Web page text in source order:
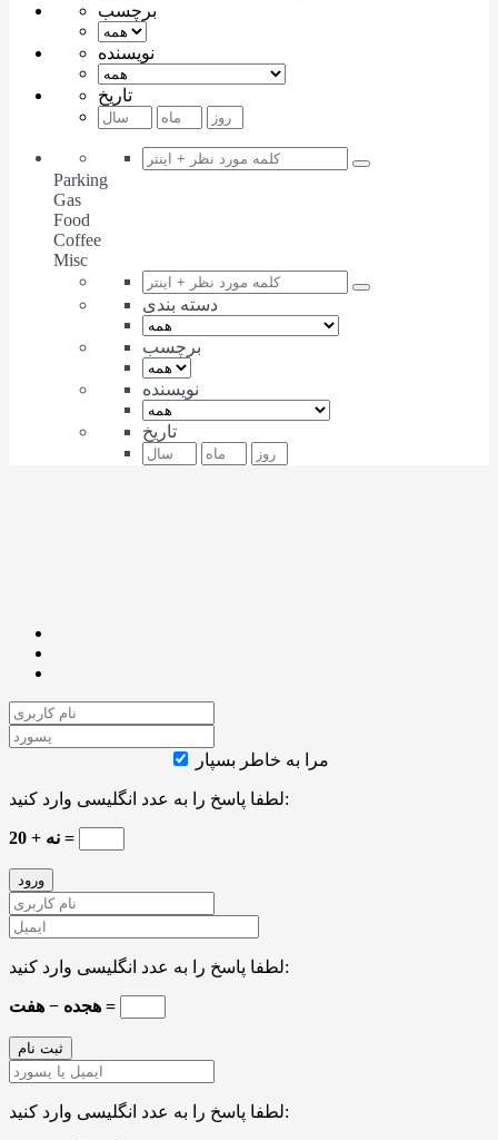
برچسب
نویسنده
تاریخ
Parking
Gas
Food
Coffee
Misc
دسته بندی
برچسب
نویسنده
تاریخ
مرا به خاطر بسپار
لطفا پاسخ را به عدد انگلیسی وارد کنید:
20 + نه =
لطفا پاسخ را به عدد انگلیسی وارد کنید:
هجده − هفت =
لطفا پاسخ را به عدد انگلیسی وارد کنید: